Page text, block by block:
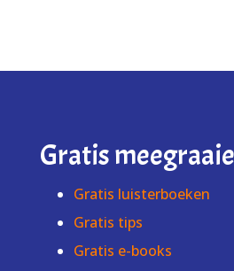
Gratis
Gratis luisterboeken
Gratis tips
Gratis e-books